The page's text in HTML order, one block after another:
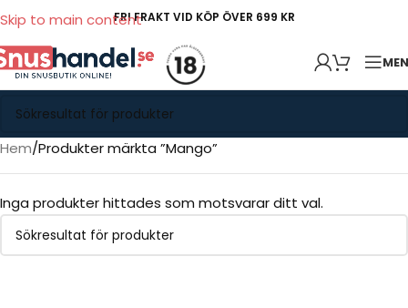
Skip to main contentFRI FRAKT VID KÖP ÖVER 699 KR
Hem Produkter märkta ”Mango”
Inga produkter hittades som motsvarar ditt val.